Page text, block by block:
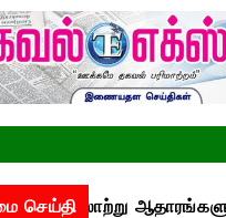
செய்திவரலாற்று ஆதாரங்களும்